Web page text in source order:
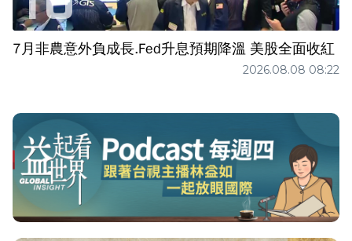
7月非農意外負成長.Fed升息預期降溫 美股全面收紅
2026.08.08 08:22